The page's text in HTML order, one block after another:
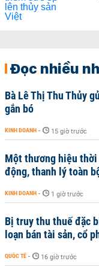
Đọc nhiều
Bà Lê Thị Thu Thủy
gắn bó
KINH DOANH - 15 giờ trước
Một thương hiệu thời
động, thanh lý toàn
KINH DOANH - 1 giờ trước
Bị truy thu thuế đặc
loạn bán tài sản, cổ
QUỐC TẾ - 16 giờ trước